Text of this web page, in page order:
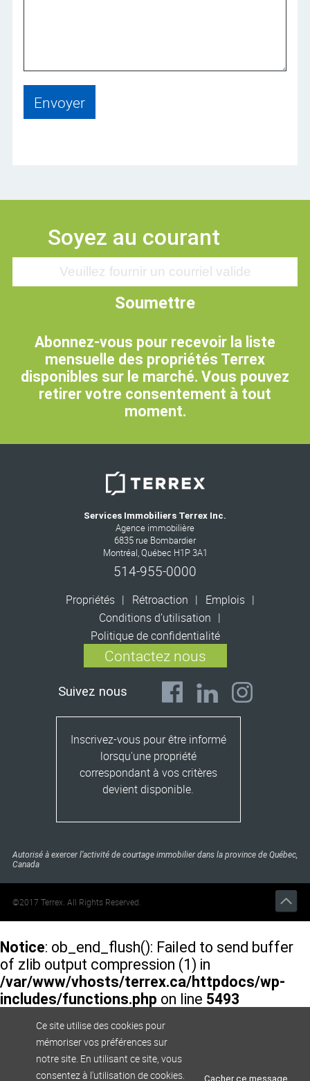
Envoyer
Ce site utilise des cookies pour
mémoriser vos préférences sur
notre site. En utilisant ce site, vous
consentez à l'utilisation de cookies.
Cacher ce message
Soyez au courant
Soumettre
Abonnez-vous pour recevoir la liste
mensuelle des propriétés Terrex
disponibles sur le marché. Vous pouvez
retirer votre consentement à tout
moment.
Services Immobiliers Terrex Inc.
Agence immobilière
6835 rue Bombardier
Montréal, Québec H1P 3A1
514-955-0000
Propriétés Rétroaction
Emplois
Conditions d’utilisation
Politique de confidentialité
Contactez nous
Suivez nous
Inscrivez-vous pour être informé
lorsqu'une propriété
correspondant à vos critères
devient disponible.
Autorisé à exercer l’activité de courtage immobilier dans la province de Québec,
Canada
©2017 Terrex. All Rights Reserved.
Notice: ob_end_flush(): Failed to send buffer
of zlib output compression (1) in
/var/www/vhosts/terrex.ca/httpdocs/wp-
includes/functions.php on line 5493
Notice: ob_end_flush(): Failed to send buffer
of zlib output compression (1) in
/var/www/vhosts/terrex.ca/httpdocs/wp-